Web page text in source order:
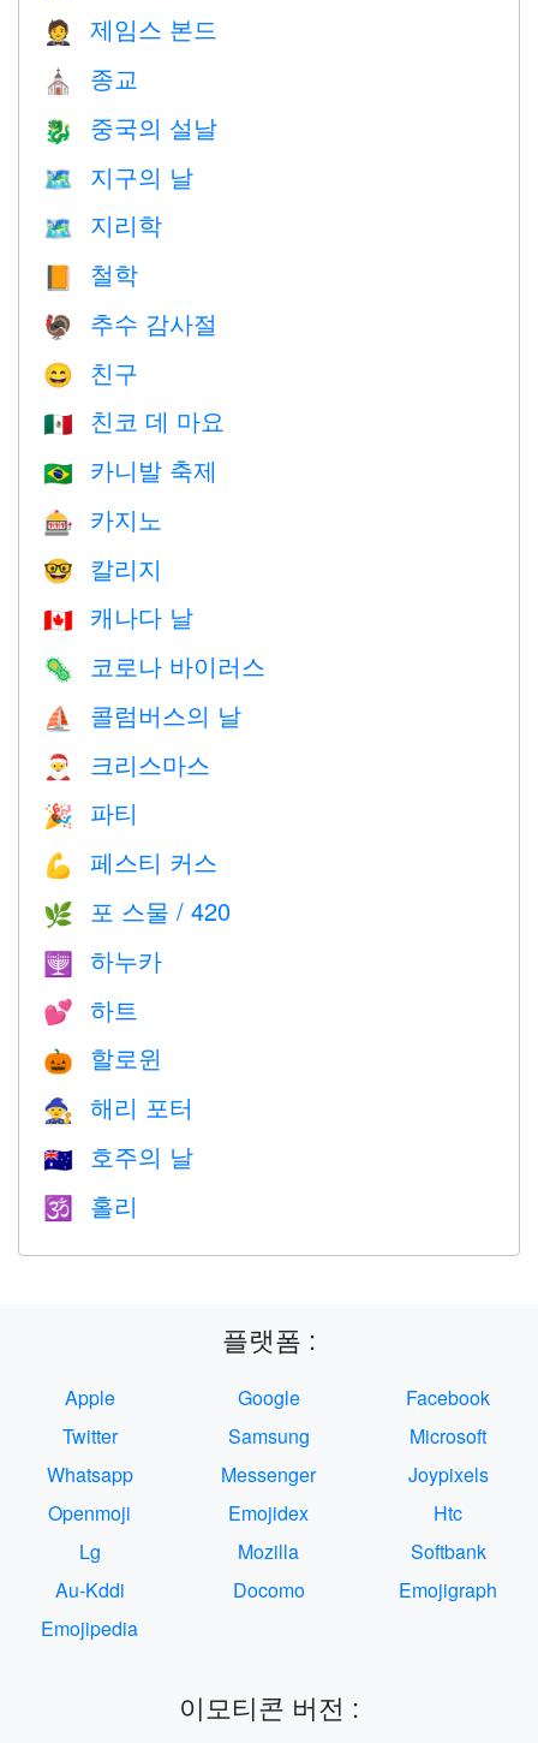
🤵 제임스 본드
⛪️ 종교
🐉 중국의 설날
🗺️ 지구의 날
🗺 지리학
📙 철학
🦃 추수 감사절
😄 친구
🇲🇽 친코 데 마요
🇧🇷 카니발 축제
🎰 카지노
🤓 칼리지
🇨🇦 캐나다 날
🦠 코로나 바이러스
⛵️ 콜럼버스의 날
🎅 크리스마스
🎉 파티
💪 페스티 커스
🌿 포 스물 / 420
🕎 하누카
💕 하트
🎃 할로윈
🧙 해리 포터
🇦🇺 호주의 날
🕉 홀리
플랫폼 :
Apple Google
Facebook
Twitter
Samsung
Microsoft
Whatsapp
Messenger
Joypixels
Openmoji
Emojidex
Htc
Lg
Mozilla
Softbank
Au-Kddi
Docomo
Emojigraph
Emojipedia
이모티콘 버전 :